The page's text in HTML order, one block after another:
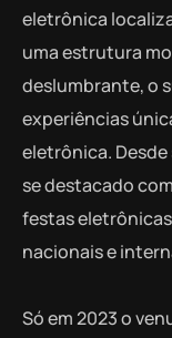
eletrônica
uma estrutura
deslumbrante, o
experiências
eletrônica. Desde
se destacado
festas
nacionais e
Só em 2023 o